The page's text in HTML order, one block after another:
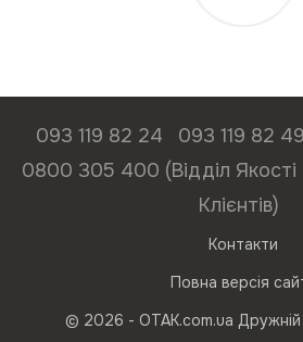
093 119 82 24 093 119 82 49
0800 305 400 (Відділ Якості
Клієнтів)
Контакти
Повна версія
© 2026 - ОТАК.com.ua Дружній